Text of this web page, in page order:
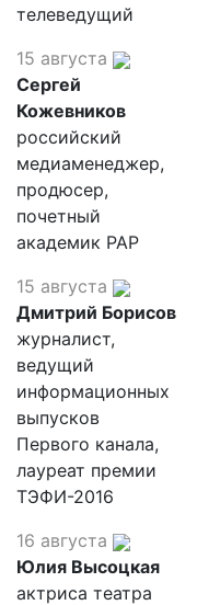
телеведущий
15 августа
Сергей
Кожевников
российский
медиаменеджер,
продюсер,
почетный
академик РАР
15 августа
Дмитрий Борисов
журналист,
ведущий
информационных
выпусков
Первого канала,
лауреат премии
ТЭФИ-2016
16 августа
Юлия Высоцкая
актриса театра